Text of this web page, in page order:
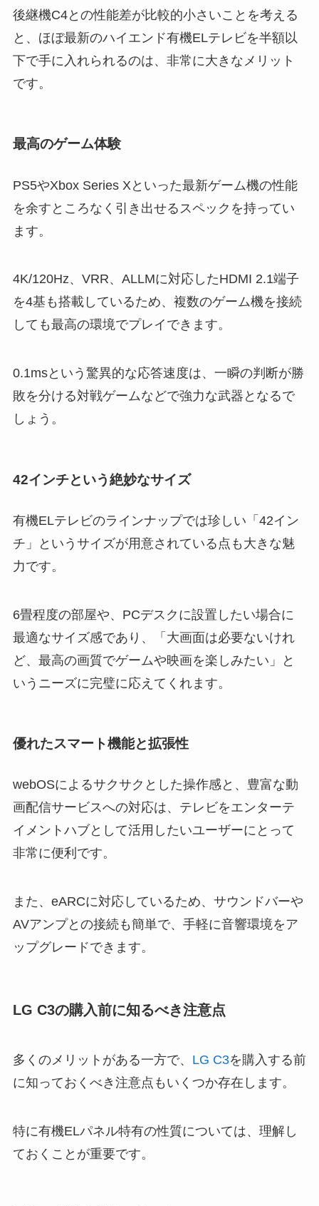
後継機C4との性能差が比較的小さいことを考える
と、ほぼ最新のハイエンド有機ELテレビを半額以
下で手に入れられるのは、非常に大きなメリット
です。
最高のゲーム体験
PS5やXbox Series Xといった最新ゲーム機の性能
を余すところなく引き出せるスペックを持ってい
ます。
4K/120Hz、VRR、ALLMに対応したHDMI 2.1端子
を4基も搭載しているため、複数のゲーム機を接続
しても最高の環境でプレイできます。
0.1msという驚異的な応答速度は、一瞬の判断が勝
敗を分ける対戦ゲームなどで強力な武器となるで
しょう。
42インチという絶妙なサイズ
有機ELテレビのラインナップでは珍しい「42イン
チ」というサイズが用意されている点も大きな魅
力です。
6畳程度の部屋や、PCデスクに設置したい場合に
最適なサイズ感であり、「大画面は必要ないけれ
ど、最高の画質でゲームや映画を楽しみたい」と
いうニーズに完璧に応えてくれます。
優れたスマート機能と拡張性
webOSによるサクサクとした操作感と、豊富な動
画配信サービスへの対応は、テレビをエンターテ
イメントハブとして活用したいユーザーにとって
非常に便利です。
また、eARCに対応しているため、サウンドバーや
AVアンプとの接続も簡単で、手軽に音響環境をア
ップグレードできます。
LG C3の購入前に知るべき注意点
多くのメリットがある一方で、 LG C3を購入する前
に知っておくべき注意点もいくつか存在します。
特に有機ELパネル特有の性質については、理解し
ておくことが重要です。